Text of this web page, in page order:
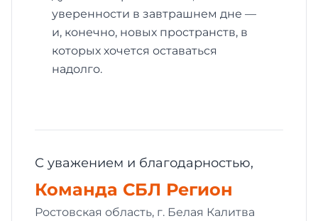
уверенности в завтрашнем дне —
и, конечно, новых пространств, в
которых хочется оставаться
надолго.
С уважением и благодарностью,
Команда СБЛ Регион
Ростовская область, г. Белая Калитва